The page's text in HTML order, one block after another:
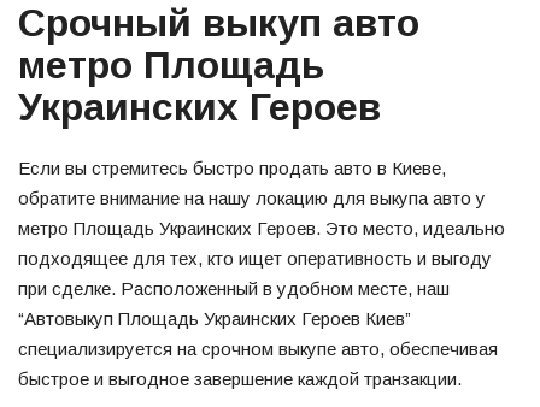
Срочный выкуп авто
метро Площадь
Украинских Героев
Если вы стремитесь быстро продать авто в Киеве,
обратите внимание на нашу локацию для выкупа авто у
метро Площадь Украинских Героев. Это место, идеально
подходящее для тех, кто ищет оперативность и выгоду
при сделке. Расположенный в удобном месте, наш
“Автовыкуп Площадь Украинских Героев Киев”
специализируется на срочном выкупе авто, обеспечивая
быстрое и выгодное завершение каждой транзакции.